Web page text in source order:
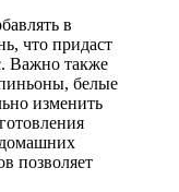
в
что придаст
Важно также
белые
изменить
домашних
позволяет